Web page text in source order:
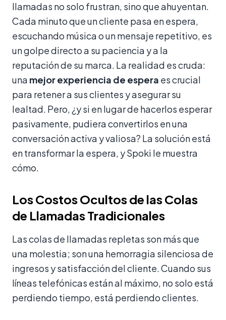
llamadas no solo frustran, sino que ahuyentan.
Cada minuto que un cliente pasa en espera,
escuchando música o un mensaje repetitivo, es
un golpe directo a su paciencia y a la
reputación de su marca. La realidad es cruda:
una mejor experiencia de espera es crucial
para retener a sus clientes y asegurar su
lealtad. Pero, ¿y si en lugar de hacerlos esperar
pasivamente, pudiera convertirlos en una
conversación activa y valiosa? La solución está
en transformar la espera, y Spoki le muestra
cómo.
Los Costos Ocultos de las Colas
de Llamadas Tradicionales
Las colas de llamadas repletas son más que
una molestia; son una hemorragia silenciosa de
ingresos y satisfacción del cliente. Cuando sus
líneas telefónicas están al máximo, no solo está
perdiendo tiempo, está perdiendo clientes.